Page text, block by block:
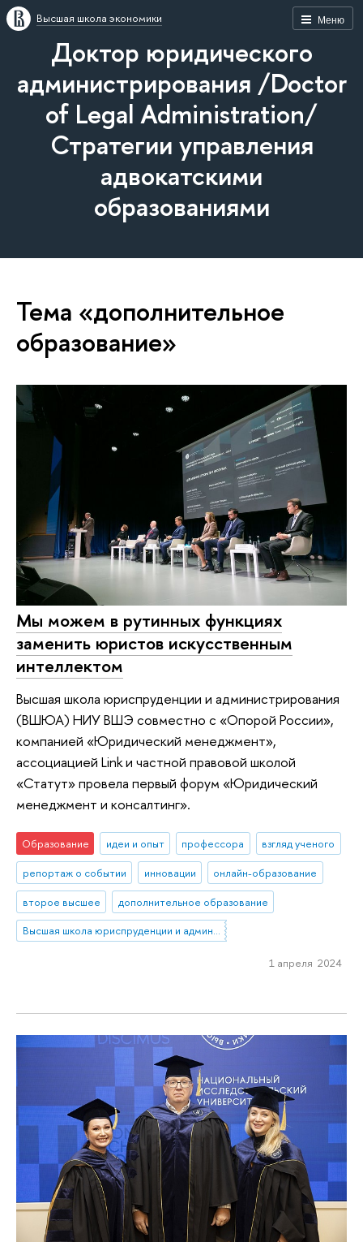
Меню
Высшая школа экономики
Доктор юридического
администрирования /Doctor
of Legal Administration/
Стратегии управления
адвокатскими
образованиями
Тема «дополнительное
образование»
Мы можем в рутинных функциях
заменить юристов искусственным
интеллектом
Высшая школа юриспруденции и администрирования
(ВШЮА) НИУ ВШЭ совместно с «Опорой России»,
компанией «Юридический менеджмент»,
ассоциацией Link и частной правовой школой
«Статут» провела первый форум «Юридический
менеджмент и консалтинг».
Образование идеи и опыт профессора
взгляд ученого
репортаж о событии
инновации
онлайн-образование
второе высшее
дополнительное образование
Высшая школа юриспруденции и администрирования
1 апреля 2024